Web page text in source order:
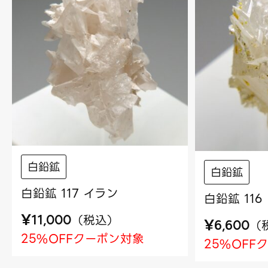
白鉛鉱
白鉛鉱 117 イラン
¥11,000 （税込）
25%OFFクーポン対象
白鉛鉱
白鉛鉱 116
¥6,600 （
25%OFF